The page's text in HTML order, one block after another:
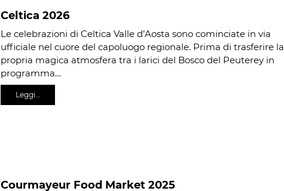
Celtica 2026
Le celebrazioni di Celtica Valle d’Aosta sono cominciate in via
ufficiale nel cuore del capoluogo regionale. Prima di trasferire la
propria magica atmosfera tra i larici del Bosco del Peuterey in
programma…
Leggi…
Courmayeur Food Market 2025